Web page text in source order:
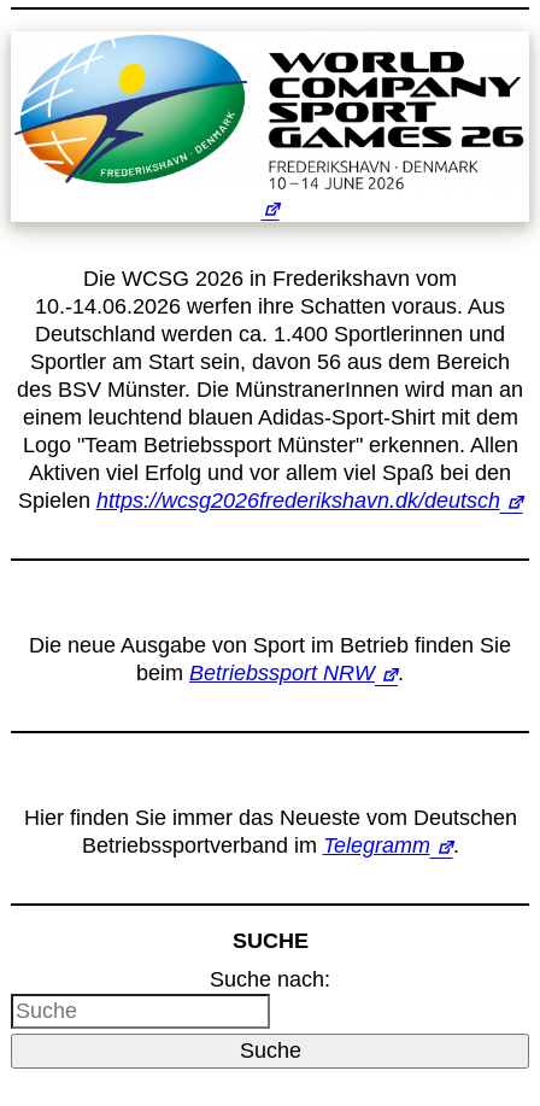
Leitbild
Service
Anmeldung zum Erste-Hilfe-Kurs
Kalender
Site Map
Anmelden
Die WCSG 2026 in Frederikshavn vom
10.-14.06.2026 werfen ihre Schatten voraus. Aus
Deutschland werden ca. 1.400 Sportlerinnen und
Sportler am Start sein, davon 56 aus dem Bereich
des BSV Münster. Die MünstranerInnen wird man an
einem leuchtend blauen Adidas-Sport-Shirt mit dem
Logo "Team Betriebssport Münster" erkennen. Allen
Aktiven viel Erfolg und vor allem viel Spaß bei den
Spielen https://wcsg2026frederikshavn.dk/deutsch
Die neue Ausgabe von Sport im Betrieb finden Sie
beim Betriebssport NRW .
Hier finden Sie immer das Neueste vom Deutschen
Betriebssportverband im Telegramm .
SUCHE
Suche nach:
Suche